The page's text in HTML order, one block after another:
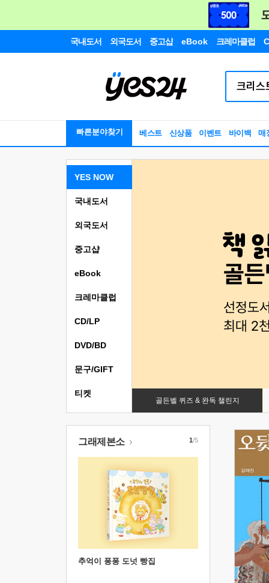
국내도서 외국도서 중고샵 eBook 크레마클럽
빠른분야찾기 베스트 신상품 이벤트 바이백 매
YES NOW
골든벨 퀴즈 & 완독 챌린지
국내도서
외국도서
중고샵
eBook
크레마클럽
CD/LP
DVD/BD
문구/GIFT
티켓
그래제본소
추억이 퐁퐁 도넛 빵집
1/5